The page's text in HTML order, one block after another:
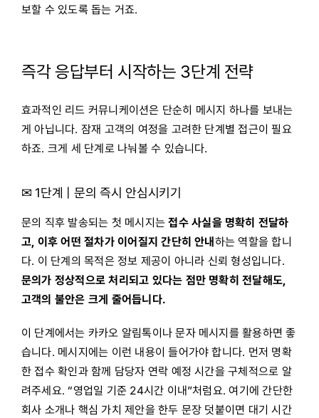
보할 수 있도록 돕는 거죠.
즉각 응답부터 시작하는 3단계 전략
효과적인 리드 커뮤니케이션은 단순히 메시지 하나를 보내는
게 아닙니다. 잠재 고객의 여정을 고려한 단계별 접근이 필요
하죠. 크게 세 단계로 나눠볼 수 있습니다.
✉ 1단계 | 문의 즉시 안심시키기
문의 직후 발송되는 첫 메시지는 접수 사실을 명확히 전달하
고, 이후 어떤 절차가 이어질지 간단히 안내 하는 역할을 합니
다. 이 단계의 목적은 정보 제공이 아니라 신뢰 형성입니다.
문의가 정상적으로 처리되고 있다는 점만 명확히 전달해도,
고객의 불안은 크게 줄어듭니다.
이 단계에서는 카카오 알림톡이나 문자 메시지를 활용하면 좋
습니다. 메시지에는 이런 내용이 들어가야 합니다. 먼저 명확
한 접수 확인과 함께 담당자 연락 예정 시간을 구체적으로 알
려주세요. “영업일 기준 24시간 이내”처럼요. 여기에 간단한
회사 소개나 핵심 가치 제안을 한두 문장 덧붙이면 대기 시간